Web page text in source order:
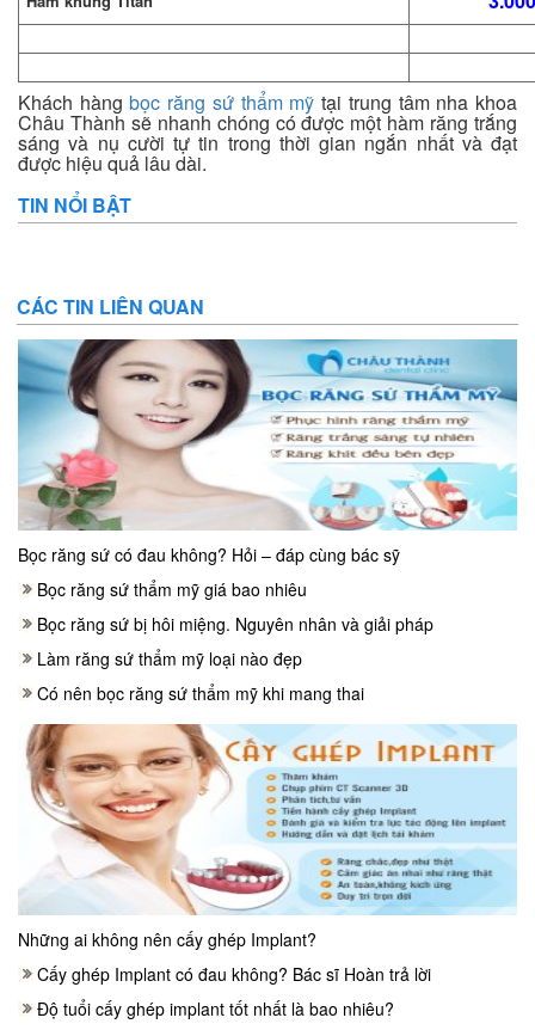
Khách hàngbọc răng sứ thẩm mỹ tại trung tâm nha khoa
Châu Thành sẽ nhanh chóng có được một hàm răng trắng
sáng và nụ cười tự tin trong thời gian ngắn nhất và đạt
được hiệu quả lâu dài.
TIN NỔI BẬT
CÁC TIN LIÊN QUAN
Bọc răng sứ có đau không? Hỏi – đáp cùng bác sỹ
Bọc răng sứ thẩm mỹ giá bao nhiêu
Bọc răng sứ bị hôi miệng. Nguyên nhân và giải pháp
Làm răng sứ thẩm mỹ loại nào đẹp
Có nên bọc răng sứ thẩm mỹ khi mang thai
Những ai không nên cấy ghép Implant?
Cấy ghép Implant có đau không? Bác sĩ Hoàn trả lời
Độ tuổi cấy ghép implant tốt nhất là bao nhiêu?